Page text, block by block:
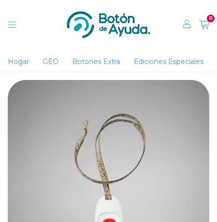
0
Hogar GEO Botones Extra Ediciones Especiales